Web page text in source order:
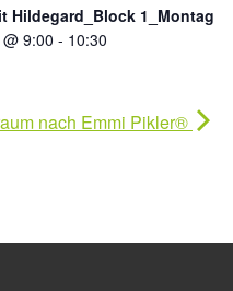
Hildegard_Block 1_Montag
9:00 - 10:30
nach Emmi Pikler®